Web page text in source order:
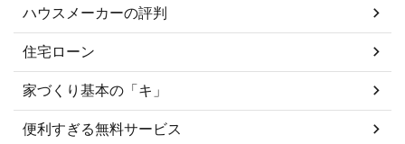
ハウスメーカーの評判
住宅ローン
家づくり基本の「キ」
便利すぎる無料サービス